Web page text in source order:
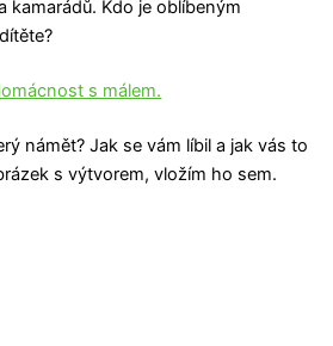
kamarádů. Kdo je oblíbeným
s málem.
námět? Jak se vám líbil a jak vás to
s výtvorem, vložím ho sem.